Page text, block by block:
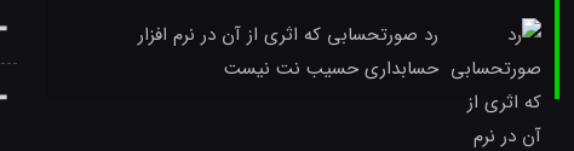
رد صورتحسابی که اثری از آن در نرم افزار
حسابداری حسیب نت نیست